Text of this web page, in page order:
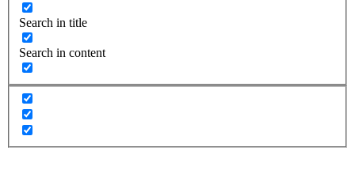
Search in title
Search in content